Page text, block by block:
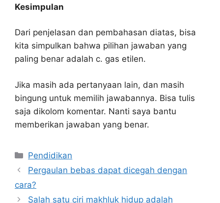
Kesimpulan
Dari penjelasan dan pembahasan diatas, bisa
kita simpulkan bahwa pilihan jawaban yang
paling benar adalah c. gas etilen.
Jika masih ada pertanyaan lain, dan masih
bingung untuk memilih jawabannya. Bisa tulis
saja dikolom komentar. Nanti saya bantu
memberikan jawaban yang benar.
Kategori
Pendidikan
Pergaulan bebas dapat dicegah dengan
cara?
Salah satu ciri makhluk hidup adalah